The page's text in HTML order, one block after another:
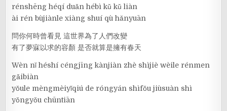
rénshēng héqí duǎn hébì kǔ kǔ liàn
ài rén bùjiànle xiàng shuí qù hǎnyuān
問你何時曾看見 這世界為了人們改變
有了夢寐以求的容顏 是否就算是擁有春天
Wèn nǐ héshí céngjīng kànjiàn zhè shìjiè wèile rénmen
gǎibiàn
yǒule mèngmèiyǐqiú de róngyán shìfǒu jiùsuàn shì
yǒngyǒu chūntiān